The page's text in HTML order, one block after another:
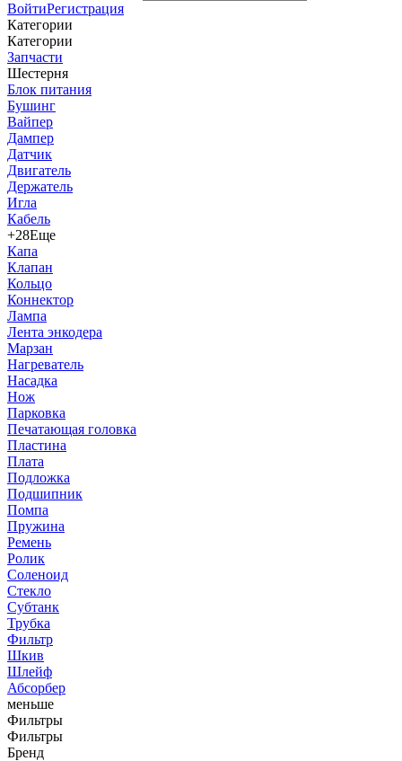
ВойтиРегистрация
Категории
Категории
Запчасти
Шестерня
Блок питания
Бушинг
Вайпер
Дампер
Датчик
Двигатель
Держатель
Игла
Кабель
+28Еще
Капа
Клапан
Кольцо
Коннектор
Лампа
Лента энкодера
Марзан
Нагреватель
Насадка
Нож
Парковка
Печатающая головка
Пластина
Плата
Подложка
Подшипник
Помпа
Пружина
Ремень
Ролик
Соленоид
Стекло
Субтанк
Трубка
Фильтр
Шкив
Шлейф
Абсорбер
меньше
Фильтры
Фильтры
Бренд